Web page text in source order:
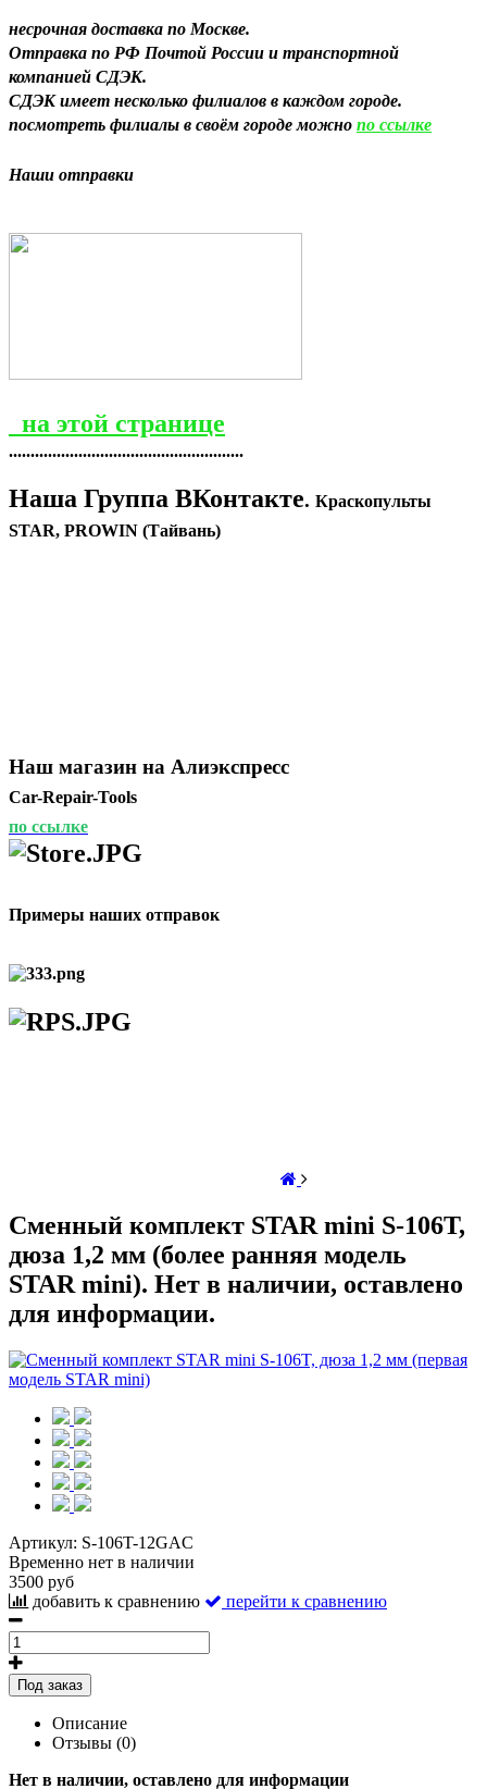
несрочная доставка по Москве.
Отправка по РФ Почтой России и транспортной
компанией СДЭК.
СДЭК имеет несколько филиалов в каждом городе.
посмотреть филиалы в своём городе можно по ссылке
Наши отправки
на этой странице
......................................................
Наша Группа ВКонтакте. Краскопульты
STAR, PROWIN (Тайвань)
Наш магазин на Алиэкспресс
Car-Repair-Tools
по ссылке
Примеры наших отправок
Сменный комплект STAR mini S-106T,
дюза 1,2 мм (более ранняя модель
STAR mini). Нет в наличии, оставлено
для информации.
Артикул: S-106T-12GAC
Временно нет в наличии
3500 руб
добавить к сравнению
перейти к сравнению
Под заказ
Описание
Отзывы (0)
Нет в наличии, оставлено для информации